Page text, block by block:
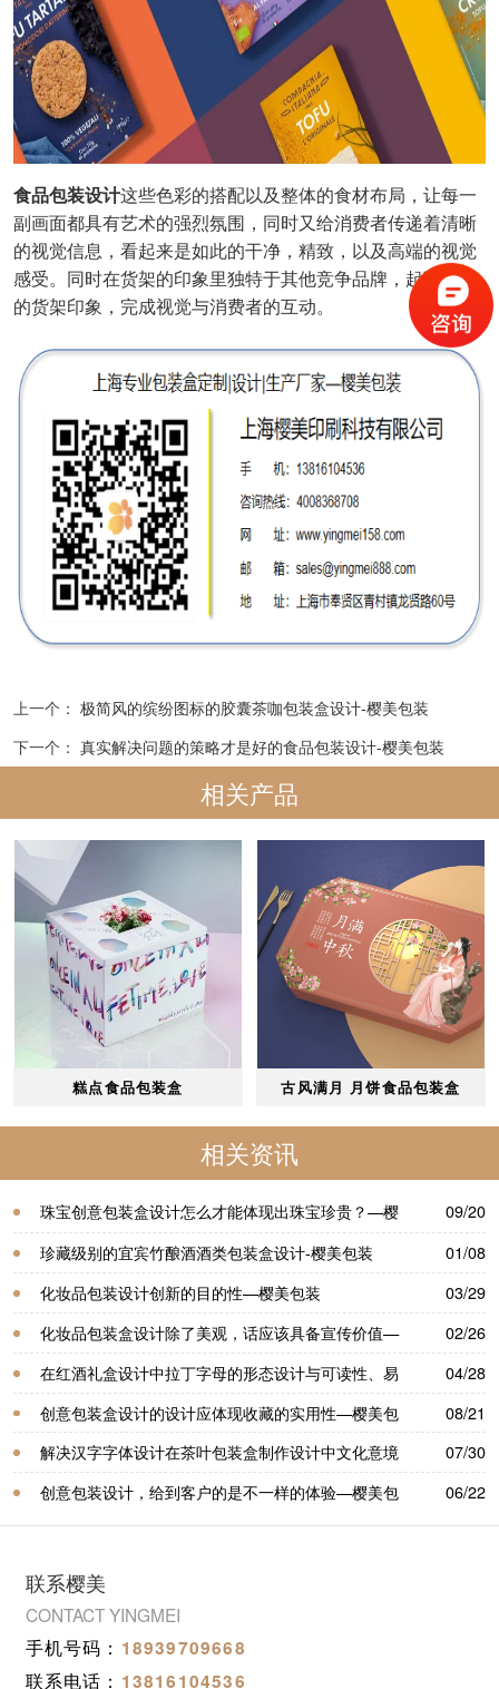
食品包装设计这些色彩的搭配以及整体的食材布局，让每一
副画面都具有艺术的强烈氛围，同时又给消费者传递着清晰
的视觉信息，看起来是如此的干净，精致，以及高端的视觉
感受。同时在货架的印象里独特于其他竞争品牌，起到有效
的货架印象，完成视觉与消费者的互动。
上一个： 极简风的缤纷图标的胶囊茶咖包装盒设计-樱美包装
下一个： 真实解决问题的策略才是好的食品包装设计-樱美包装
相关产品
糕点食品包装盒 古风满月 月饼食品包装盒
相关资讯
珠宝创意包装盒设计怎么才能体现出珠宝珍贵？—樱
美包装
09/20
珍藏级别的宜宾竹酿酒酒类包装盒设计-樱美包装
01/08
化妆品包装设计创新的目的性—樱美包装
03/29
化妆品包装盒设计除了美观，话应该具备宣传价值—
樱美包装
02/26
在红酒礼盒设计中拉丁字母的形态设计与可读性、易
读性的关系—樱美包装
04/28
创意包装盒设计的设计应体现收藏的实用性—樱美包
装
08/21
解决汉字字体设计在茶叶包装盒制作设计中文化意境
—樱美包装
07/30
创意包装设计，给到客户的是不一样的体验—樱美包
装
06/22
联系樱美
CONTACT YINGMEI
手机号码： 18939709668
联系电话： 13816104536